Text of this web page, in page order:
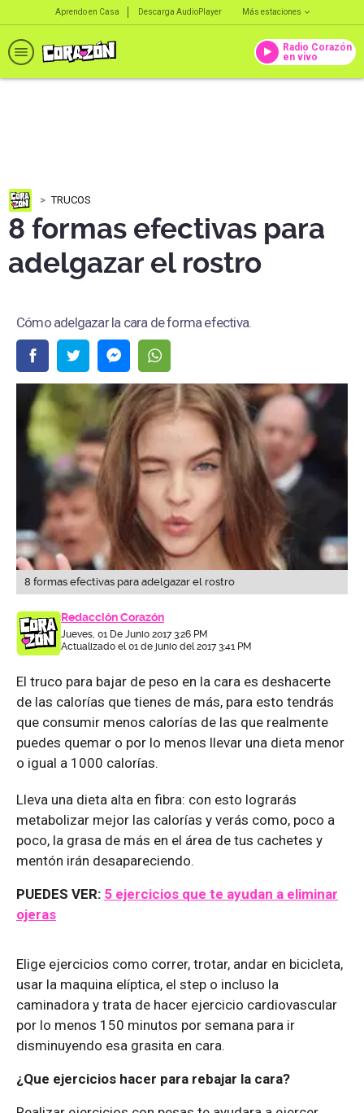
Aprendo en Casa Descarga AudioPlayer Más estaciones
Radio Corazón
en vivo
TRUCOS
8 formas efectivas para
adelgazar el rostro
Cómo adelgazar la cara de forma efectiva.
8 formas efectivas para adelgazar el rostro
Redacción Corazón
Jueves, 01 De Junio 2017 3:26 PM
Actualizado el 01 de junio del 2017 3:41 PM
El truco para bajar de peso en la cara es deshacerte
de las calorías que tienes de más, para esto tendrás
que consumir menos calorías de las que realmente
puedes quemar o por lo menos llevar una dieta menor
o igual a 1000 calorías.
Lleva una dieta alta en fibra: con esto lograrás
metabolizar mejor las calorías y verás como, poco a
poco, la grasa de más en el área de tus cachetes y
mentón irán desapareciendo.
PUEDES VER: 5 ejercicios que te ayudan a eliminar
ojeras
Elige ejercicios como correr, trotar, andar en bicicleta,
usar la maquina elíptica, el step o incluso la
caminadora y trata de hacer ejercicio cardiovascular
por lo menos 150 minutos por semana para ir
disminuyendo esa grasita en cara.
¿Que ejercicios hacer para rebajar la cara?